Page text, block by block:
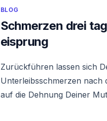
BLOG
Schmerzen drei
eisprung
Zurückführen lassen sich
Unterleibsschmerzen nach
auf die Dehnung Deiner